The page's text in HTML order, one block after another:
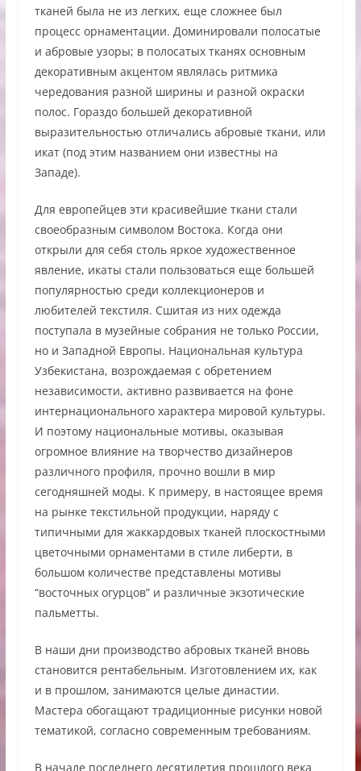
тканей была не из легких, еще сложнее был
процесс орнаментации. Доминировали полосатые
и абровые узоры; в полосатых тканях основным
декоративным акцентом являлась ритмика
чередования разной ширины и разной окраски
полос. Гораздо большей декоративной
выразительностью отличались абровые ткани, или
икат (под этим названием они известны на
Западе).
Для европейцев эти красивейшие ткани стали
своеобразным символом Востока. Когда они
открыли для себя столь яркое художественное
явление, икаты стали пользоваться еще большей
популярностью среди коллекционеров и
любителей текстиля. Сшитая из них одежда
поступала в музейные собрания не только России,
но и Западной Европы. Национальная культура
Узбекистана, возрождаемая с обретением
независимости, активно развивается на фоне
интернационального характера мировой культуры.
И поэтому национальные мотивы, оказывая
огромное влияние на творчество дизайнеров
различного профиля, прочно вошли в мир
сегодняшней моды. К примеру, в настоящее время
на рынке текстильной продукции, наряду с
типичными для жаккардовых тканей плоскостными
цветочными орнаментами в стиле либерти, в
большом количестве представлены мотивы
“восточных огурцов” и различные экзотические
пальметты.
В наши дни производство абровых тканей вновь
становится рентабельным. Изготовлением их, как
и в прошлом, занимаются целые династии.
Мастера обогащают традиционные рисунки новой
тематикой, согласно современным требованиям.
В начале последнего десятилетия прошлого века